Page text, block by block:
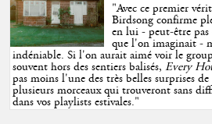
"Avec ce premier
Birdsong confirme
en lui - peut-être pas
que l'on imaginait -
indéniable. Si l'on aurait aimé voir le
souvent hors des sentiers balisés,Every
pas moins l'une des très belles surprises
plusieurs morceaux qui trouveront sans
dans vos playlists estivales."